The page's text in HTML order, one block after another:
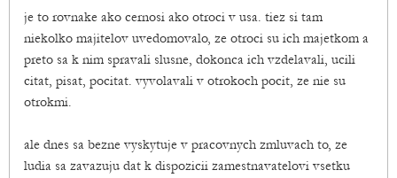
je to rovnake ako cernosi ako otroci v usa. tiez si tam
niekolko majitelov uvedomovalo, ze otroci su ich majetkom a
preto sa k nim spravali slusne, dokonca ich vzdelavali, ucili
citat, pisat, pocitat. vyvolavali v otrokoch pocit, ze nie su
otrokmi.
ale dnes sa bezne vyskytuje v pracovnych zmluvach to, ze
ludia sa zavazuju dat k dispozicii zamestnavatelovi vsetku